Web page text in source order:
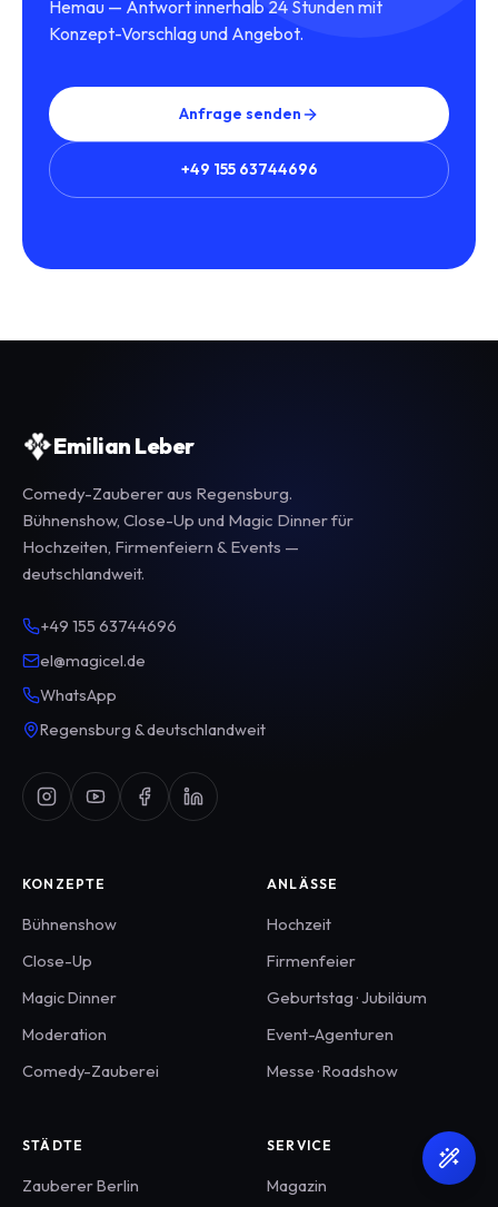
Hemau — Antwort innerhalb 24 Stunden mit
Konzept-Vorschlag und Angebot.
Anfrage senden
+49 155 63744696
Emilian Leber
Comedy-Zauberer aus Regensburg.
Bühnenshow, Close-Up und Magic Dinner für
Hochzeiten, Firmenfeiern & Events —
deutschlandweit.
+49 155 63744696
el@magicel.de
WhatsApp
Regensburg & deutschlandweit
KONZEPTE
Bühnenshow
Close-Up
Magic Dinner
Moderation
Comedy-Zauberei
ANLÄSSE
Hochzeit
Firmenfeier
Geburtstag · Jubiläum
Event-Agenturen
Messe · Roadshow
STÄDTE
ZaubererBerlin
SERVICE
Magazin